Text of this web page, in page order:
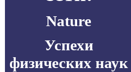
Nature
Успехи
физических наук